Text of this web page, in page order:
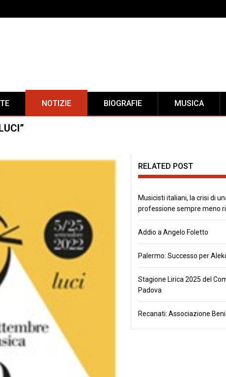
NOTIZIE BIOGRAFIE MUSICA
RELATED POST
Musicisti italiani, la crisi di
professione sempre meno
Addio a Angelo Foletto
Palermo: Successo per
Stagione Lirica 2025 del
Padova
Recanati: Associazione